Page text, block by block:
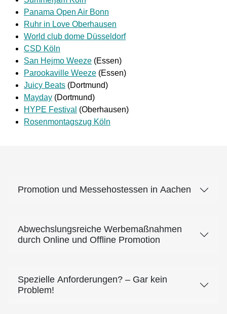
Panama Open Air Bonn
Ruhr in Love Oberhausen
World club dome Düsseldorf
CSD Köln
San Hejmo Weeze (Essen)
Parookaville Weeze (Essen)
Juicy Beats (Dortmund)
Mayday (Dortmund)
HYPE Festival (Oberhausen)
Rosenmontagszug Köln
Promotion und Messehostessen in Aachen
Abwechslungsreiche Werbemaßnahmen
durch Online und Offline Promotion
Spezielle Anforderungen? – Gar kein
Problem!